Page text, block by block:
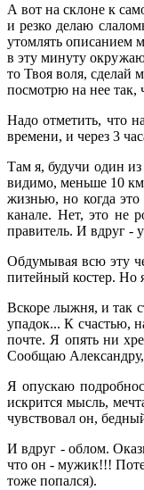
А вот на склоне к
и резко делаю
утомлять описанием
в эту минуту
то Твоя воля, сделай
посмотрю на нее так,
Надо отметить, что
времени, и через 3
Там я, будучи один из
видимо, меньше 10 км
жизнью, но когда это
канале. Нет, это не
правитель. И вдруг -
Обдумывая всю эту
питейный костер. Но
Вскоре лыжня, и так
упадок... К счастью,
почте. Я опять ни
Сообщаю
Я опускаю
искрится мысль,
чувствовал он,
И вдруг - облом.
что он - мужик!!!
тоже попался).